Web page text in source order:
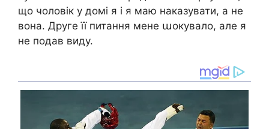
що чоловік у домі я і я маю наказувати, а не
вона. Друге її питання мене աокувало, але я
не подав виду.